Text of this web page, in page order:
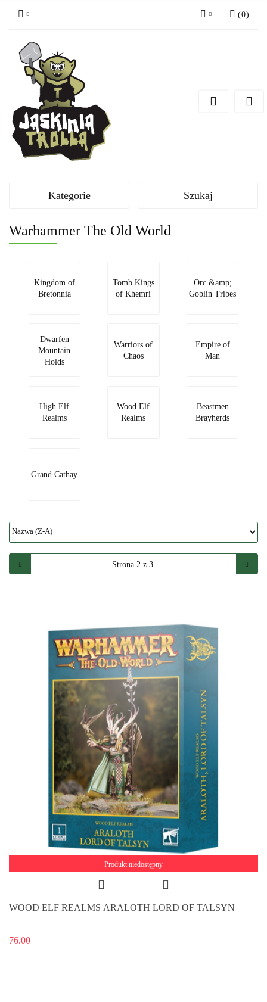
(0)
Kategorie Szukaj
Warhammer The Old World
Kingdom of
Bretonnia
Tomb Kings
of Khemri
Orc &amp;
Goblin Tribes
Dwarfen
Mountain
Holds
Warriors of
Chaos
Empire of
Man
High Elf
Realms
Wood Elf
Realms
Beastmen
Brayherds
Grand Cathay
Produkt niedostępny
WOOD ELF REALMS ARALOTH LORD OF TALSYN
76.00